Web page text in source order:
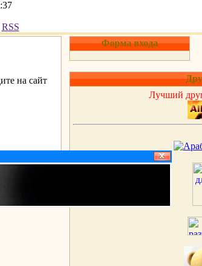
RSS
на сайт
Форма входа
Лучший